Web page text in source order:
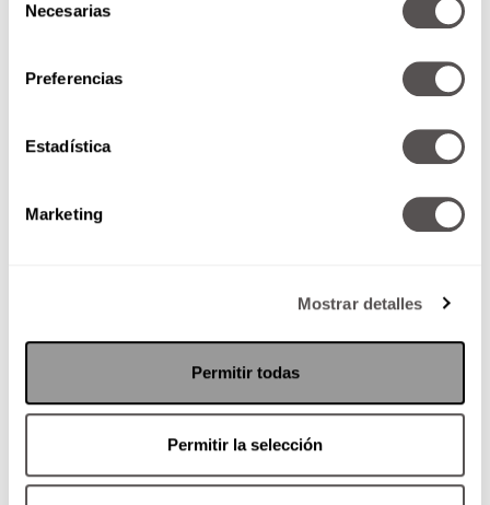
Necesarias
Preferencias
Estadística
Marketing
Mostrar detalles
Permitir todas
Permitir la selección